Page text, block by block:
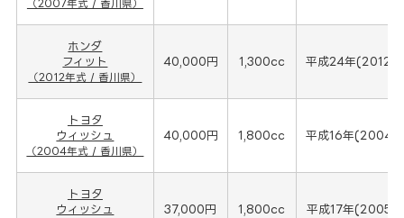
（2007年式 / 香川県）
ホンダ
フィット
（2012年式 / 香川県）
40,000円 1,300cc 平成24年(2012
トヨタ
ウィッシュ
（2004年式 / 香川県）
40,000円 1,800cc 平成16年(2004
トヨタ
ウィッシュ
37,000円 1,800cc 平成17年(2005